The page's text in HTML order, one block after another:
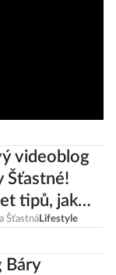
videoblog
Šťastné!
tipů, jak
Valentýna
ŠťastnáLifestyle
Báry